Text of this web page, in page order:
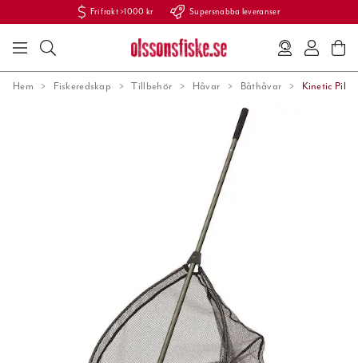
Fri frakt >1000 kr Supersnabba leveranser
Hem Fiskeredskap Tillbehör Håvar Båthåvar Kinetic Pike